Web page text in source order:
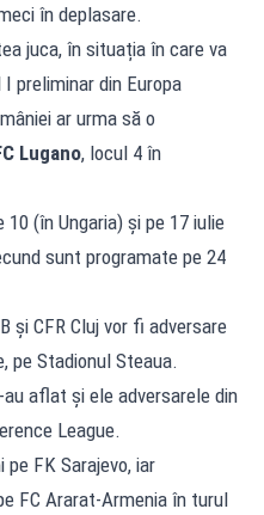
în deplasare.
juca, în situația în care va
preliminar din Europa
ar urma să o
Lugano, locul 4 în
(în Ungaria) și pe 17 iulie
sunt programate pe 24
și CFR Cluj vor fi adversare
pe Stadionul Steaua.
au aflat și ele adversarele din
League.
FK Sarajevo, iar
FC Ararat-Armenia în turul